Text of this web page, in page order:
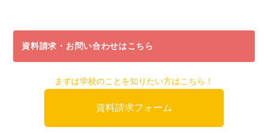
資料請求・お問い合わせはこちら
まずは学校のことを知りたい方はこちら！
資料請求フォーム